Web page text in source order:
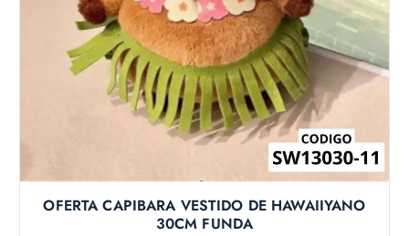
OFERTA CAPIBARA VESTIDO DE HAWAIIYANO
30CM FUNDA